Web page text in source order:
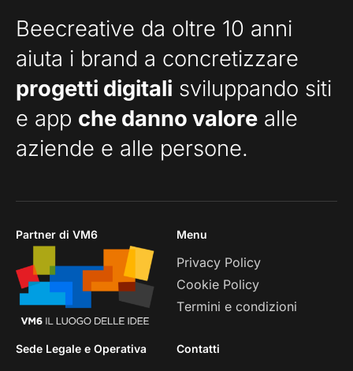
Beecreative da oltre 10 anni
aiuta i brand a concretizzare
progetti digitali sviluppando siti
e app che danno valore alle
aziende e alle persone.
Partner di VM6 Menu
Privacy Policy
Cookie Policy
Termini e condizioni
Sede Legale e Operativa Contatti